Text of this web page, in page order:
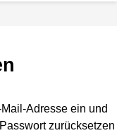
Adresse ein und
zurücksetzen